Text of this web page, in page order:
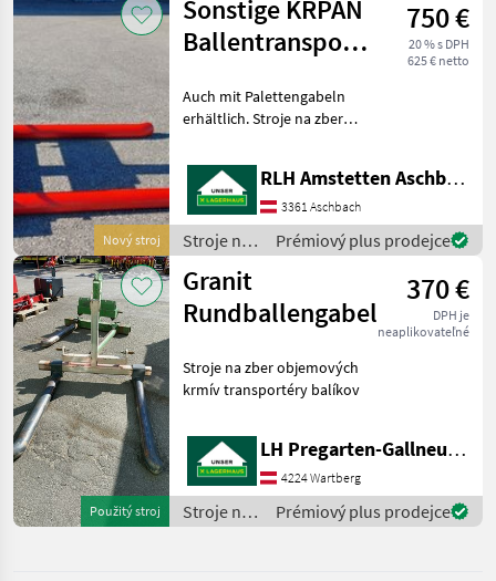
objemových
krmív /
Sonstige
Nový stroj
Sonstige KRPAN
Ballentransporter
PRO 45°
750 €
20 % s DPH
625 € netto
Auch mit Palettengabeln
erhältlich. Stroje na zber
transportéry balíkov
RLH Amstetten Aschbach
3361 Aschbach
Stroje na
zber
objemových
krmív /
Sonstige
Prémiový plus prodejce
Použitý stroj
Granit
Rundballengabel
370 €
DPH je
neaplikovateľné
Stroje na zber objemových
krmív transportéry balíkov
LH Pregarten-Gallneukirchen, Pregarten
4224 Wartberg
Stroje na
zber
Prémiový plus prodejce